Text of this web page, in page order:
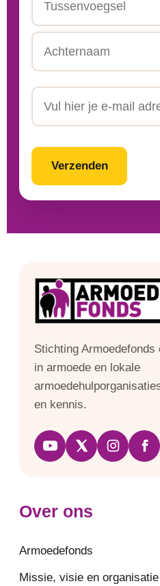
Tussenvoegsel
Achternaam
CAPTCHA
Stichting
in armoede en lokale
en kennis.
Over ons
Armoedefonds
Missie, visie en organisatie